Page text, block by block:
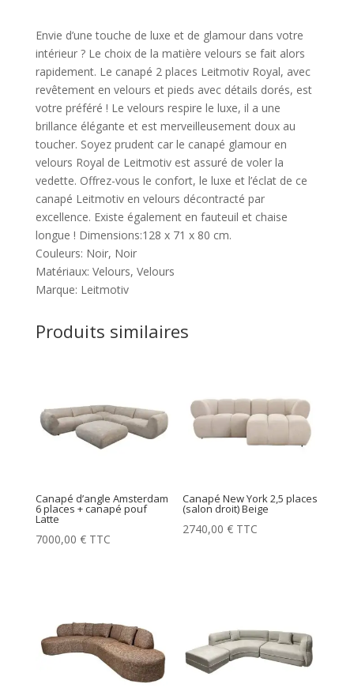
Envie d’une touche de luxe et de glamour dans votre
intérieur ? Le choix de la matière velours se fait alors
rapidement. Le canapé 2 places Leitmotiv Royal, avec
revêtement en velours et pieds avec détails dorés, est
votre préféré ! Le velours respire le luxe, il a une
brillance élégante et est merveilleusement doux au
toucher. Soyez prudent car le canapé glamour en
velours Royal de Leitmotiv est assuré de voler la
vedette. Offrez-vous le confort, le luxe et l’éclat de ce
canapé Leitmotiv en velours décontracté par
excellence. Existe également en fauteuil et chaise
longue ! Dimensions:128 x 71 x 80 cm.
Couleurs: Noir, Noir
Matériaux: Velours, Velours
Marque: Leitmotiv
Produits similaires
Canapé d’angle Amsterdam
6 places + canapé pouf
Latte
7000,00 € TTC
Canapé New York 2,5 places
(salon droit) Beige
2740,00€ TTC